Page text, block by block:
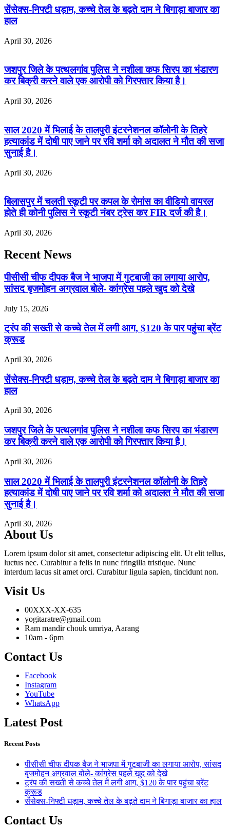
सेंसेक्स-निफ्टी धड़ाम, कच्चे तेल के बढ़ते दाम ने बिगाड़ा बाजार का
हाल
April 30, 2026
जशपुर जिले के पत्थलगांव पुलिस ने नशीला कफ सिरप का भंडारण
कर बिक्री करने वाले एक आरोपी को गिरफ्तार किया है।
April 30, 2026
साल 2020 में भिलाई के तालपुरी इंटरनेशनल कॉलोनी के तिहरे
हत्याकांड में दोषी पाए जाने पर रवि शर्मा को अदालत ने मौत की सजा
सुनाई है।
April 30, 2026
बिलासपुर में चलती स्कूटी पर कपल के रोमांस का वीडियो वायरल
होते ही कोनी पुलिस ने स्कूटी नंबर ट्रेस कर FIR दर्ज की है।
April 30, 2026
Recent News
पीसीसी चीफ दीपक बैज ने भाजपा में गुटबाजी का लगाया आरोप,
सांसद बृजमोहन अग्रवाल बोले- कांग्रेस पहले खुद को देखे
July 15, 2026
ट्रंप की सख्ती से कच्चे तेल में लगी आग, $120 के पार पहुंचा ब्रेंट
क्रूड
April 30, 2026
सेंसेक्स-निफ्टी धड़ाम, कच्चे तेल के बढ़ते दाम ने बिगाड़ा बाजार का
हाल
April 30, 2026
जशपुर जिले के पत्थलगांव पुलिस ने नशीला कफ सिरप का भंडारण
कर बिक्री करने वाले एक आरोपी को गिरफ्तार किया है।
April 30, 2026
साल 2020 में भिलाई के तालपुरी इंटरनेशनल कॉलोनी के तिहरे
हत्याकांड में दोषी पाए जाने पर रवि शर्मा को अदालत ने मौत की सजा
सुनाई है।
April 30, 2026
About Us
Lorem ipsum dolor sit amet, consectetur adipiscing elit. Ut elit tellus,
luctus nec. Curabitur a felis in nunc fringilla tristique. Nunc
interdum lacus sit amet orci. Curabitur ligula sapien, tincidunt non.
Visit Us
00XXX-XX-635
yogitaratre@gmail.com
Ram mandir chouk umriya, Aarang
10am - 6pm
Contact Us
Facebook
Instagram
YouTube
WhatsApp
Latest Post
Recent Posts
पीसीसी चीफ दीपक बैज ने भाजपा में गुटबाजी का लगाया आरोप, सांसद
बृजमोहन अग्रवाल बोले- कांग्रेस पहले खुद को देखे
ट्रंप की सख्ती से कच्चे तेल में लगी आग, $120 के पार पहुंचा ब्रेंट
क्रूड
सेंसेक्स-निफ्टी धड़ाम, कच्चे तेल के बढ़ते दाम ने बिगाड़ा बाजार का हाल
Contact Us